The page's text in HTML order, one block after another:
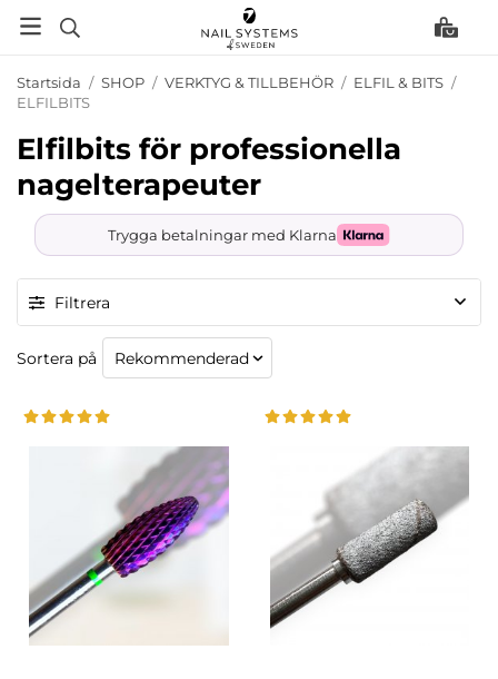
Startsida / SHOP / VERKTYG & TILLBEHÖR / ELFIL & BITS /
ELFILBITS
Elfilbits för professionella
nagelterapeuter
Trygga betalningar med Klarna
Filtrera
Sortera på